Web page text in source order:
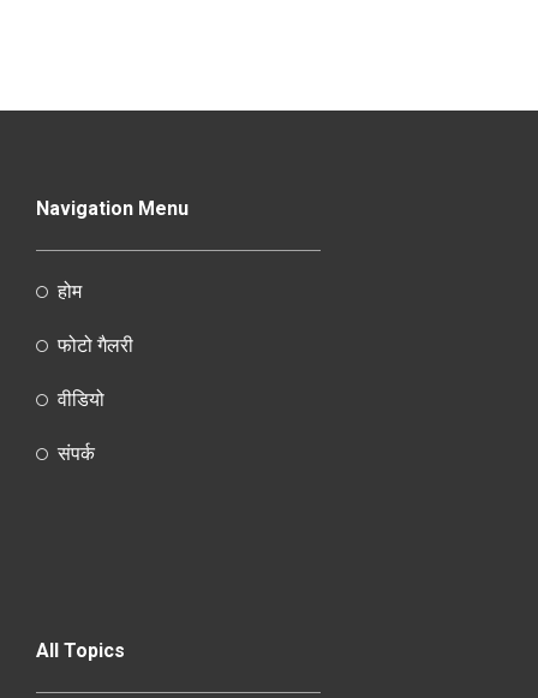
Navigation Menu
होम
फोटो गैलरी
वीडियो
संपर्क
All Topics